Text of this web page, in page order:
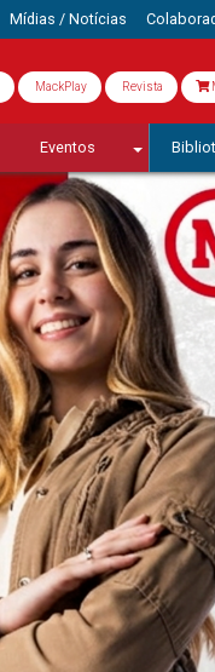
Mídias / Notícias
MackPlay Revista
Eventos